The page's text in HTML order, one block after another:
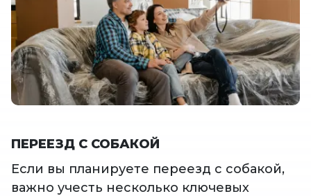
ПЕРЕЕЗД С СОБАКОЙ
Если вы планируете переезд с собакой,
важно учесть несколько ключевых